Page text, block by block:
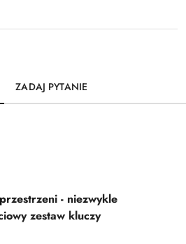
ZADAJ PYTANIE
- niezwykle
zestaw kluczy